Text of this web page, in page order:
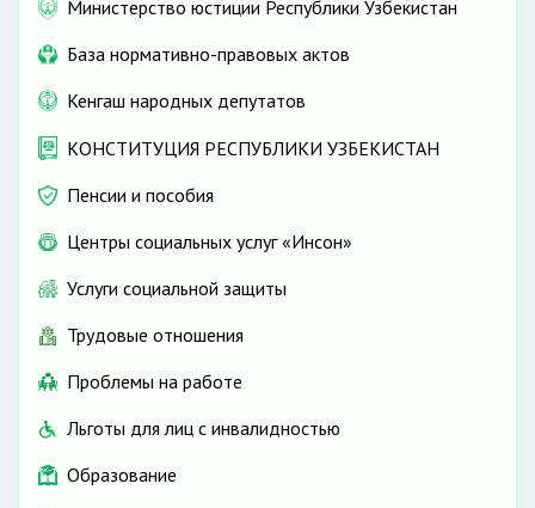
Министерство юстиции Республики Узбекистан
База нормативно-правовых актов
Кенгаш народных депутатов
КОНСТИТУЦИЯ РЕСПУБЛИКИ УЗБЕКИСТАН
Пенсии и пособия
Центры социальных услуг «Инсон»
Услуги социальной защиты
Трудовые отношения
Проблемы на работе
Льготы для лиц с инвалидностью
Образование